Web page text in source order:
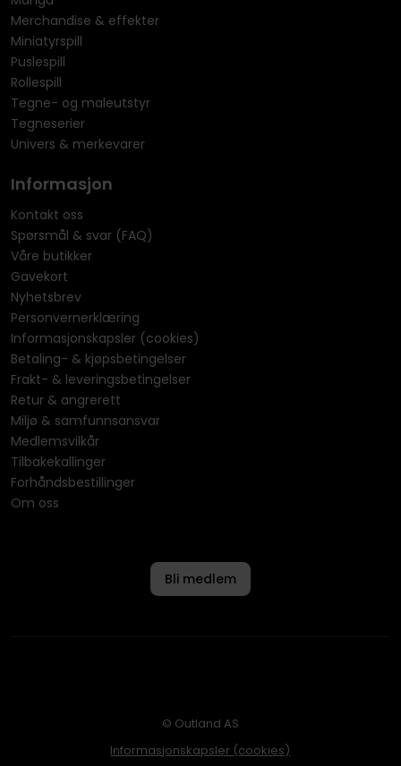
Merchandise & effekter
Miniatyrspill
Puslespill
Rollespill
Tegne- og maleutstyr
Tegneserier
Univers & merkevarer
Informasjon
Kontakt oss
Spørsmål & svar (FAQ)
Våre butikker
Gavekort
Nyhetsbrev
Personvernerklæring
Informasjonskapsler (cookies)
Betaling- & kjøpsbetingelser
Frakt- & leveringsbetingelser
Retur & angrerett
Miljø & samfunnsansvar
Medlemsvilkår
Tilbakekallinger
Forhåndsbestillinger
Om oss
Bli medlem
© Outland AS
Informasjonskapsler (cookies)